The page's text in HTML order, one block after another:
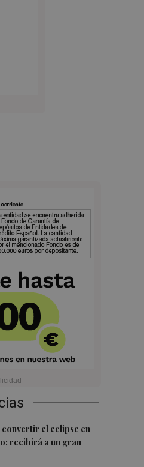
el eclipse en
recibirá a un gran